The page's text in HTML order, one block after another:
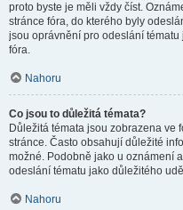
proto byste je měli vždy číst.
stránce fóra, do kterého byly
jsou oprávnění pro odeslání
fóra.
Nahoru
Co jsou to důležitá témata?
Důležitá témata jsou zobrazena ve
stránce. Často obsahují důležité
možné. Podobně jako u oznámení
odeslání tématu jako důležitého
Nahoru